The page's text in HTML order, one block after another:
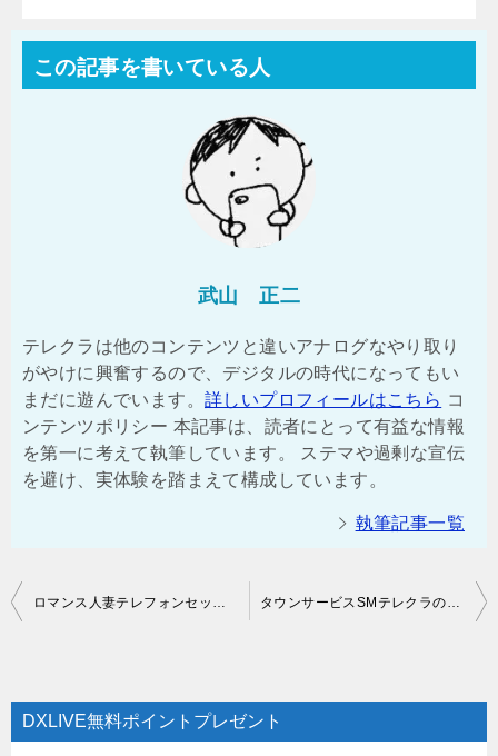
この記事を書いている人
武山 正二
テレクラは他のコンテンツと違いアナログなやり取り
がやけに興奮するので、デジタルの時代になってもい
まだに遊んでいます。 詳しいプロフィールはこちら コ
ンテンツポリシー 本記事は、読者にとって有益な情報
を第一に考えて執筆しています。 ステマや過剰な宣伝
を避け、実体験を踏まえて構成しています。
執筆記事一覧
投
ビ
ゲ
ロマンス人妻テレフォンセックスの安全・評判は？口コミ体験談【2026年最新】 タウンサービスSMテレクラの安全・評判は？口コミ体験談【2026年最新】
DXLIVE無料ポイントプレゼント